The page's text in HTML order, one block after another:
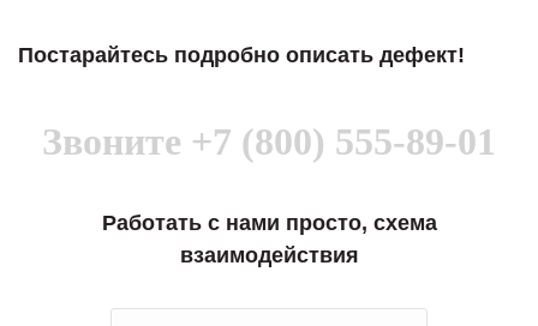
Постарайтесь подробно описать дефект!
Звоните +7 (800) 555-89-01
Работать с нами просто, схема
взаимодействия